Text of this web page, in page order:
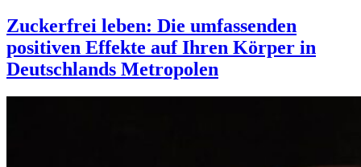
Zuckerfrei leben: Die umfassenden
positiven Effekte auf Ihren Körper in
Deutschlands Metropolen